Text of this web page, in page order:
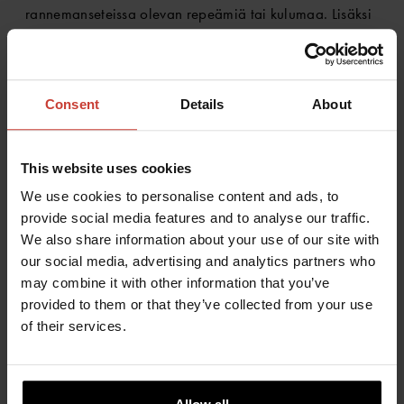
Consent Details About
This website uses cookies
We use cookies to personalise content and ads, to
provide social media features and to analyse our traffic.
We also share information about your use of our site with
our social media, advertising and analytics partners who
may combine it with other information that you’ve
provided to them or that they’ve collected from your use
of their services.
rannemanseteissa olevan repeämiä tai kulumaa. Lisäksi
KUIVAPUVUILLE TEHTÄVÄT HUOLTO- TAI KORJAUSTYÖT
Hihamansetin vaihto, neopreeni, pari
Kuivaketjun vaihto, muovinen
Lisäksi laskutetaan toimituskulut.
ESIMERKKI 2.
Asiakas haluaa, että pelkästään puvun jalkineet